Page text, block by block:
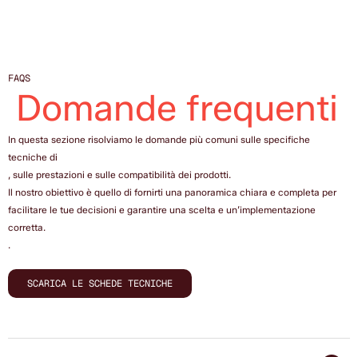
Domande frequenti
In questa sezione risolviamo le domande più comuni sulle specifiche
tecniche di
, sulle prestazioni e sulle compatibilità dei prodotti.
Il nostro obiettivo è quello di fornirti una panoramica chiara e completa per
facilitare le tue decisioni e garantire una scelta e un’implementazione
corretta.
.
SCARICA LE SCHEDE TECNICHE
FAQS